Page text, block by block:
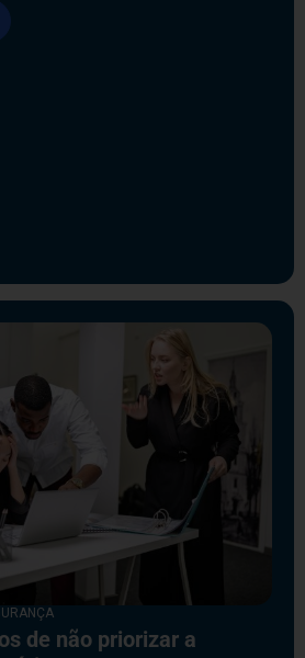
de não priorizar a